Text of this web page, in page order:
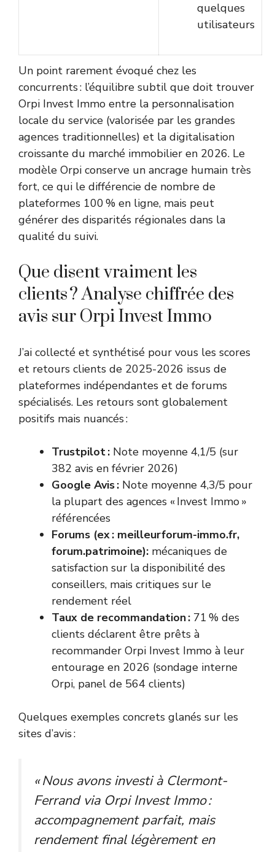
quelques
utilisateurs
Un point rarement évoqué chez les
concurrents : l’équilibre subtil que doit trouver
Orpi Invest Immo entre la personnalisation
locale du service (valorisée par les grandes
agences traditionnelles) et la digitalisation
croissante du marché immobilier en 2026. Le
modèle Orpi conserve un ancrage humain très
fort, ce qui le différencie de nombre de
plateformes 100 % en ligne, mais peut
générer des disparités régionales dans la
qualité du suivi.
Que disent vraiment les
clients ? Analyse chiffrée des
avis sur Orpi Invest Immo
J’ai collecté et synthétisé pour vous les scores
et retours clients de 2025-2026 issus de
plateformes indépendantes et de forums
spécialisés. Les retours sont globalement
positifs mais nuancés :
Trustpilot : Note moyenne 4,1/5 (sur
382 avis en février 2026)
Google Avis : Note moyenne 4,3/5 pour
la plupart des agences « Invest Immo »
référencées
Forums (ex : meilleurforum-immo.fr,
forum.patrimoine): mécaniques de
satisfaction sur la disponibilité des
conseillers, mais critiques sur le
rendement réel
Taux de recommandation : 71 % des
clients déclarent être prêts à
recommander Orpi Invest Immo à leur
entourage en 2026 (sondage interne
Orpi, panel de 564 clients)
Quelques exemples concrets glanés sur les
sites d’avis :
« Nous avons investi à Clermont-
Ferrand via Orpi Invest Immo :
accompagnement parfait, mais
rendement final légèrement en